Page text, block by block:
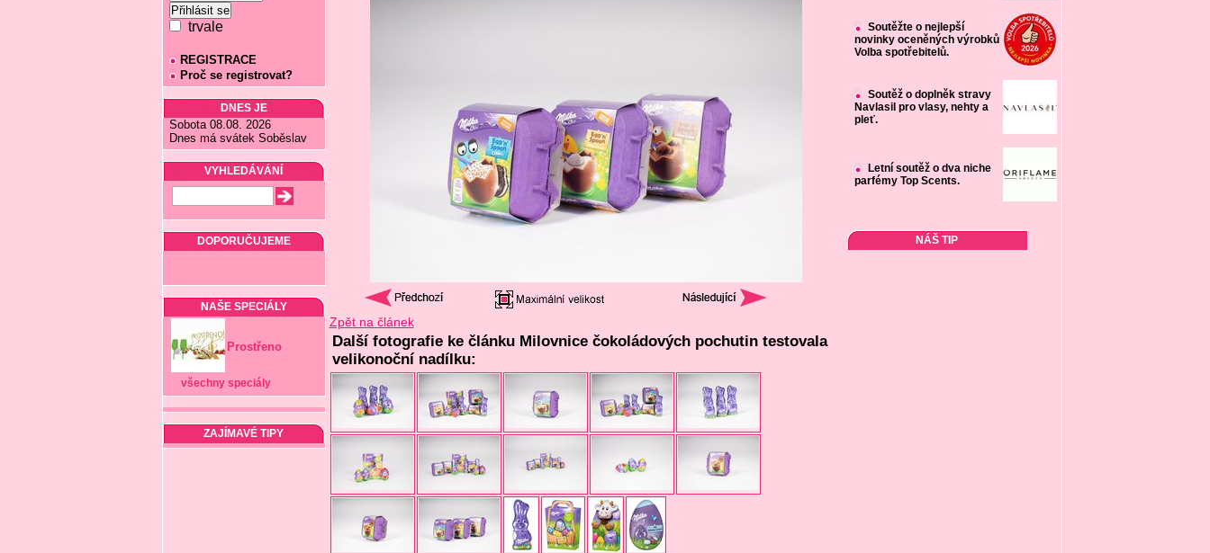
trvale
REGISTRACE
Proč se registrovat?
DNES JE
Sobota 08.08. 2026
Dnes má svátek Soběslav
VYHLEDÁVÁNÍ
DOPORUČUJEME
NAŠE SPECIÁLY
Prostřeno
všechny speciály
ZAJÍMAVÉ TIPY
Zpět na článek
Další fotografie ke článku Milovnice čokoládových pochutin testovala
velikonoční nadílku:
Soutěžte o nejlepší
novinky oceněných výrobků
Volba spotřebitelů.
Soutěž o doplněk stravy
Navlasil pro vlasy, nehty a
pleť.
Letní soutěž o dva niche
parfémy Top Scents.
NÁŠ TIP